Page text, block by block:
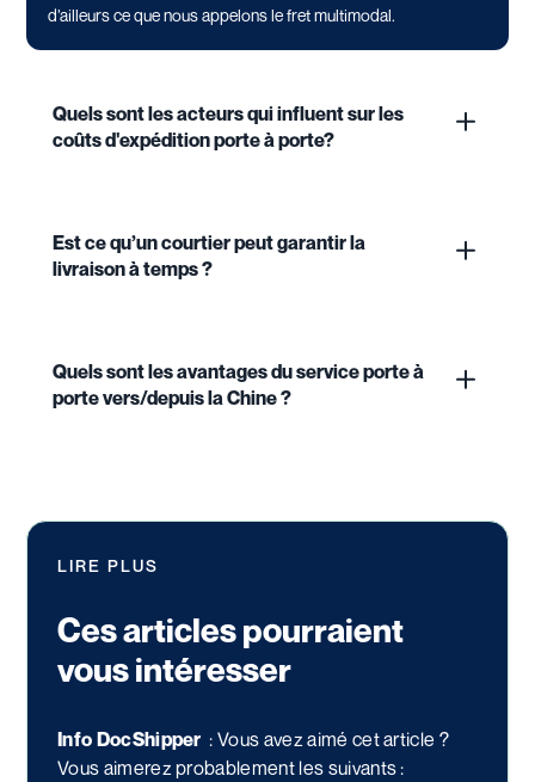
d’ailleurs ce que nous appelons le fret multimodal.
Quels sont les acteurs qui influent sur les
coûts d'expédition porte à porte?
Est ce qu’un courtier peut garantir la
livraison à temps ?
Quels sont les avantages du service porte à
porte vers/depuis la Chine ?
LIRE PLUS
Ces articles pourraient
vous intéresser
Info DocShipper : Vous avez aimé cet article ?
Vous aimerez probablement les suivants :